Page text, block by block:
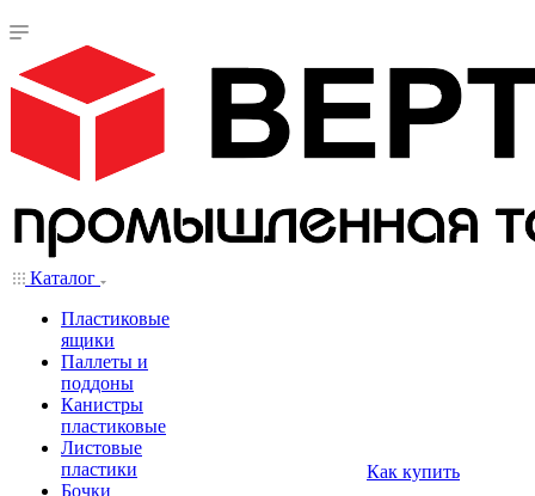
Каталог
Пластиковые
ящики
Паллеты и
поддоны
Канистры
пластиковые
Листовые
пластики
Бочки
Как купить